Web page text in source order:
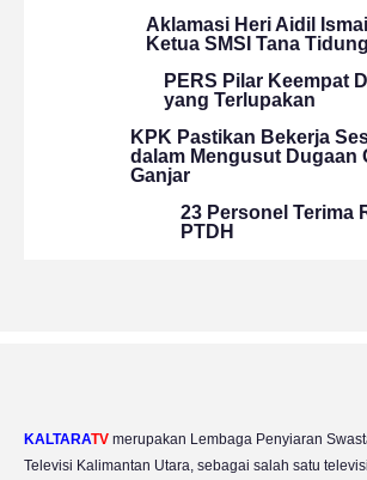
Aklamasi Heri Aidil
Ketua SMSI Tana Tidung
PERS Pilar Keempat
yang Terlupakan
KPK Pastikan Bekerja
dalam Mengusut Dugaan
Ganjar
23 Personel Terima
PTDH
KALTARATV merupakan Lembaga Penyiaran
Televisi Kalimantan Utara, sebagai salah satu